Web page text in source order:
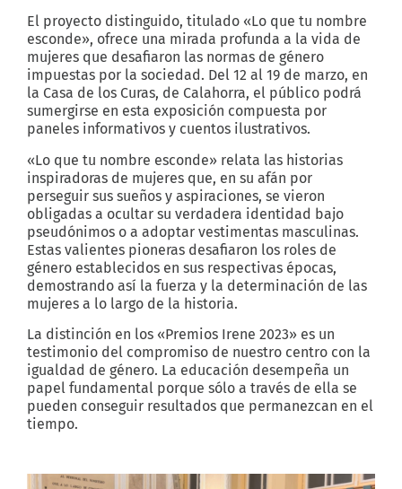
El proyecto distinguido, titulado «Lo que tu nombre
esconde», ofrece una mirada profunda a la vida de
mujeres que desafiaron las normas de género
impuestas por la sociedad. Del 12 al 19 de marzo, en
la Casa de los Curas, de Calahorra, el público podrá
sumergirse en esta exposición compuesta por
paneles informativos y cuentos ilustrativos.
«Lo que tu nombre esconde» relata las historias
inspiradoras de mujeres que, en su afán por
perseguir sus sueños y aspiraciones, se vieron
obligadas a ocultar su verdadera identidad bajo
pseudónimos o a adoptar vestimentas masculinas.
Estas valientes pioneras desafiaron los roles de
género establecidos en sus respectivas épocas,
demostrando así la fuerza y la determinación de las
mujeres a lo largo de la historia.
La distinción en los «Premios Irene 2023» es un
testimonio del compromiso de nuestro centro con la
igualdad de género. La educación desempeña un
papel fundamental porque sólo a través de ella se
pueden conseguir resultados que permanezcan en el
tiempo.